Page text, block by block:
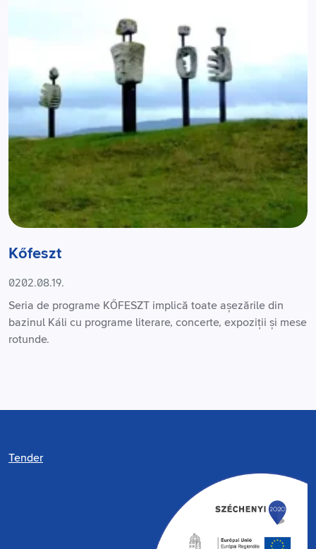
Kőfeszt
0202.08.19.
Seria de programe KŐFESZT implică toate așezările din
bazinul Káli cu programe literare, concerte, expoziții și mese
rotunde.
Tender